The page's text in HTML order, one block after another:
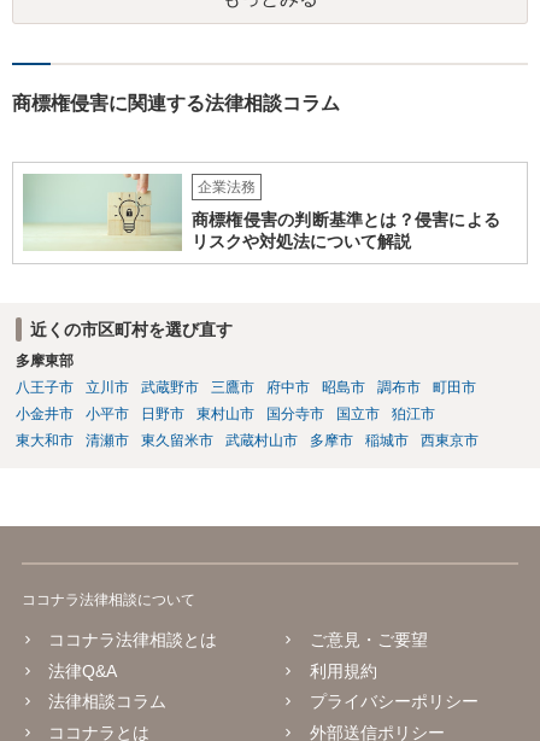
商標権侵害に関連する法律相談コラム
企業法務
商標権侵害の判断基準とは？侵害による
リスクや対処法について解説
近くの市区町村を選び直す
多摩東部
八王子市
立川市 武蔵野市 三鷹市 府中市 昭島市 調布市
町田市
小金井市
小平市 日野市 東村山市 国分寺市 国立市
狛江市
東大和市
清瀬市 東久留米市 武蔵村山市 多摩市 稲城市 西東京市
ココナラ法律相談について
ココナラ法律相談とは
法律Q&A
法律相談コラム
ココナラとは
ご意見・ご要望
利用規約
プライバシーポリシー
外部送信ポリシー